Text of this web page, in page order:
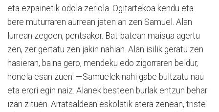
eta ezpainetik odola zeriola. Ogitartekoa kendu eta
bere muturraren aurrean jaten ari zen Samuel. Alan
lurrean zegoen, pentsakor. Bat-batean maisua agertu
zen, zer gertatu zen jakin nahian. Alan isilik geratu zen
hasieran, baina gero, mendeku edo zigorraren beldur,
honela esan zuen: —Samuelek nahi gabe bultzatu nau
eta erori egin naiz. Alanek besteen burlak entzun behar
izan zituen. Arratsaldean eskolatik atera zenean, triste